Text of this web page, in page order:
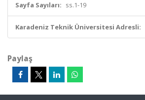
Sayfa Sayıları: ss.1-19
Karadeniz Teknik Üniversitesi Adresli:
Paylaş